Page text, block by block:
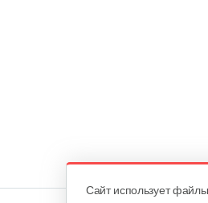
Cайт использует